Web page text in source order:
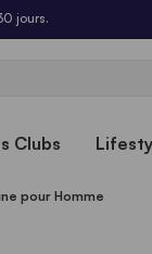
jours.
Clubs
pour Homme